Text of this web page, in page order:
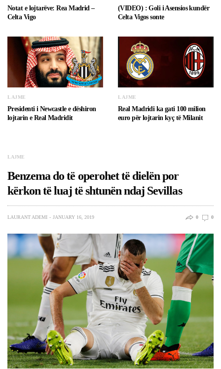
Notat e lojtarëve: Rea Madrid –
Celta Vigo
(VIDEO) : Goli i Asensios kundër
Celta Vigos sonte
LAJME
Presidenti i Newcastle e dëshiron
lojtarin e Real Madridit
LAJME
Real Madridi ka gati 100 milion
euro për lojtarin kyç të Milanit
LAJME
Benzema do të operohet të dielën por
kërkon të luaj të shtunën ndaj Sevillas
LAURANT ADEMI JANUARY 16, 2019 0 0